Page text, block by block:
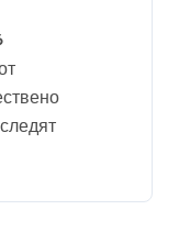
за